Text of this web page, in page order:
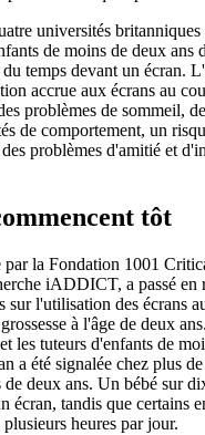
universités
de moins de deux ans
temps devant un écran.
accrue aux écrans au
problèmes de sommeil,
de comportement, un
problèmes d'amitié et
tôt
par la Fondation 1001
iADDICT, a passé en
sur l'utilisation des écrans
à l'âge de deux
les tuteurs d'enfants de
a été signalée chez plus
de deux ans. Un bébé sur
écran, tandis que certains
plusieurs heures par jour.